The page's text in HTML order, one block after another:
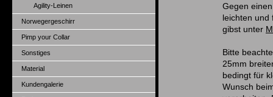
Agility-Leinen
Norwegergeschirr
Pimp your Collar
Sonstiges
Material
Kundengalerie
Gegen
leichten
gibst unter
Bitte
25mm
bedingt für
Wunsch